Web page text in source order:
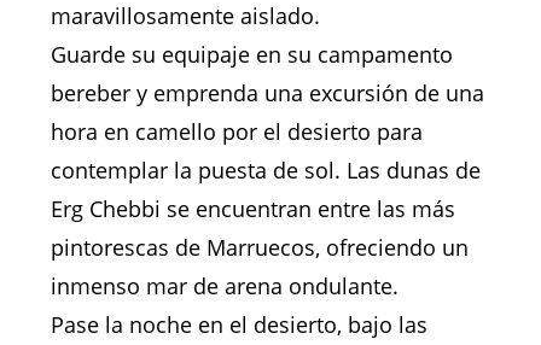
maravillosamente aislado.
Guarde su equipaje en su campamento
bereber y emprenda una excursión de una
hora en camello por el desierto para
contemplar la puesta de sol. Las dunas de
Erg Chebbi se encuentran entre las más
pintorescas de Marruecos, ofreciendo un
inmenso mar de arena ondulante.
Pase la noche en el desierto, bajo las